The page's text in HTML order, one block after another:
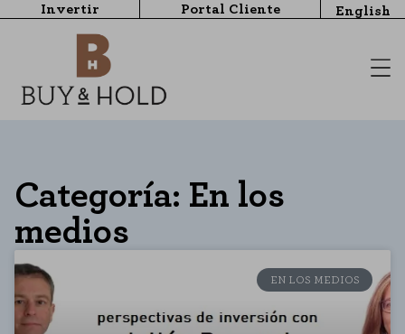
Invertir Portal Cliente English
Categoría: En los
medios
EN LOS MEDIOS